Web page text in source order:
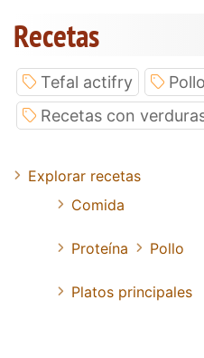
Recetas
Tefal actifry
Recetas con
Explorar recetas
Comida
Proteína Pollo
Platos principales